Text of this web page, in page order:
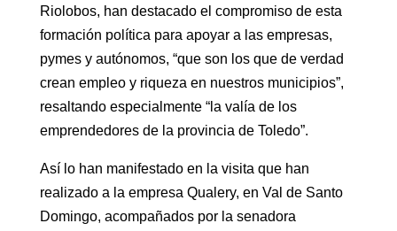
Riolobos, han destacado el compromiso de esta
formación política para apoyar a las empresas,
pymes y autónomos, “que son los que de verdad
crean empleo y riqueza en nuestros municipios”,
resaltando especialmente “la valía de los
emprendedores de la provincia de Toledo”.
Así lo han manifestado en la visita que han
realizado a la empresa Qualery, en Val de Santo
Domingo, acompañados por la senadora